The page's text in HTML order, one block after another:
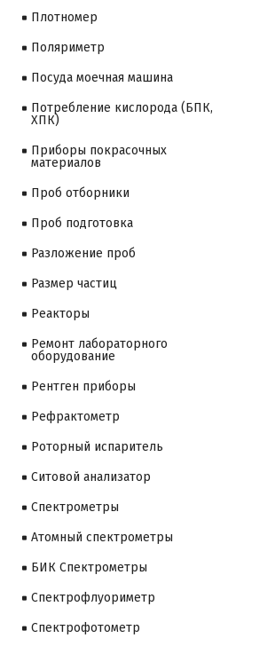
Плотномер
Поляриметр
Посуда моечная машина
Потребление кислорода (БПК,
ХПК)
Приборы покрасочных
материалов
Проб отборники
Проб подготовка
Разложение проб
Размер частиц
Реакторы
Ремонт лабораторного
оборудование
Рентген приборы
Рефрактометр
Роторный испаритель
Ситовой анализатор
Cпектрометры
Атомный спектрометры
БИК Спектрометры
Спектрофлуориметр
Спектрофотометр